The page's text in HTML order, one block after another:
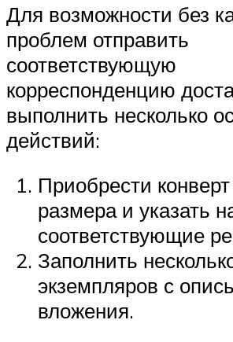
Для возможности без
проблем отправить
соответствующую
корреспонденцию
выполнить несколько
действий:
Приобрести
размера и указать
соответствующие
Заполнить
экземпляров с
вложения.